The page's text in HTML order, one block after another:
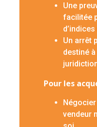
Une
facilitée
Un arrêt
destiné
Pour les
vendeur